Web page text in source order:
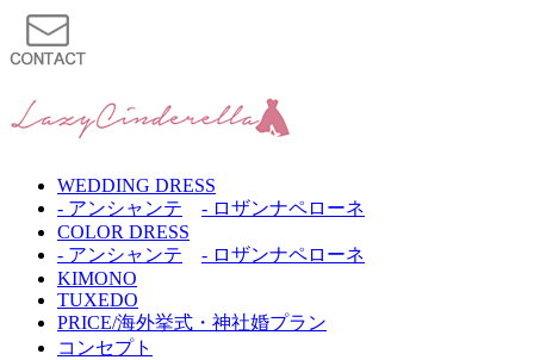
WEDDING DRESS
- アンシャンテ
- ロザンナペローネ
COLOR DRESS
- アンシャンテ
- ロザンナペローネ
KIMONO
TUXEDO
PRICE/海外挙式・神社婚プラン
コンセプト